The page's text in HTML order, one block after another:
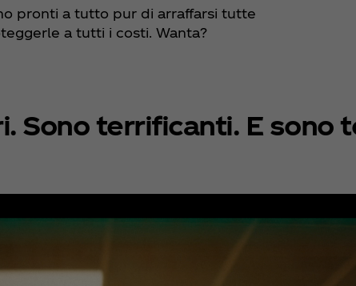
pronti a tutto pur di arraffarsi tutte
a tutti i costi. Wanta?
Sono terrificanti. E sono